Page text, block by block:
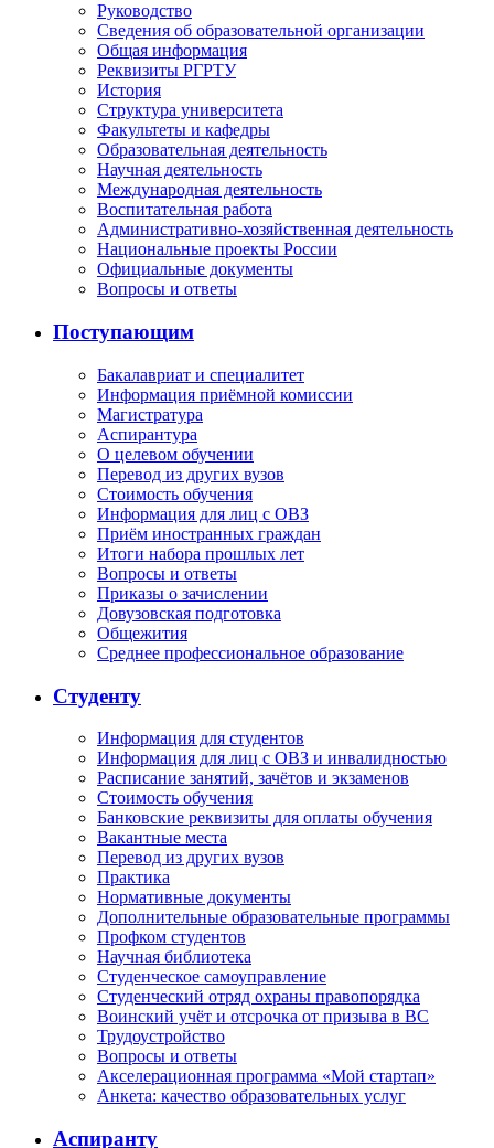
Руководство
Сведения об образовательной организации
Общая информация
Реквизиты РГРТУ
История
Структура университета
Факультеты и кафедры
Образовательная деятельность
Научная деятельность
Международная деятельность
Воспитательная работа
Административно-хозяйственная деятельность
Национальные проекты России
Официальные документы
Вопросы и ответы
Поступающим
Бакалавриат и специалитет
Информация приёмной комиссии
Магистратура
Аспирантура
О целевом обучении
Перевод из других вузов
Стоимость обучения
Информация для лиц с ОВЗ
Приём иностранных граждан
Итоги набора прошлых лет
Вопросы и ответы
Приказы о зачислении
Довузовская подготовка
Общежития
Среднее профессиональное образование
Студенту
Информация для студентов
Информация для лиц с ОВЗ и инвалидностью
Расписание занятий, зачётов и экзаменов
Стоимость обучения
Банковские реквизиты для оплаты обучения
Вакантные места
Перевод из других вузов
Практика
Нормативные документы
Дополнительные образовательные программы
Профком студентов
Научная библиотека
Студенческое самоуправление
Студенческий отряд охраны правопорядка
Воинский учёт и отсрочка от призыва в ВС
Трудоустройство
Вопросы и ответы
Акселерационная программа «Мой стартап»
Анкета: качество образовательных услуг
Аспиранту